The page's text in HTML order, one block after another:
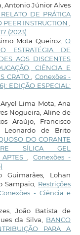
Antonio Júnior Alves
DE PRÁTICA
INSTRUCTION
(2023)
Mota Queiroz,O
ESTRATÉGIA DE
AOS DISCENTES
CIÊNCIA E
CRATO
Conexões -
EDIÇÃO ESPECIAL:
Lima Mota, Ana
Nogueira, Aline de
Araújo, Francisco
Leonardo de Brito
DO CORANTE
SÍLICA GEL
Conexões -
Guimarães, Lohan
Sampaio, Restrições
- Ciência e
João Batista de
da Silva, BANCO
PARA A